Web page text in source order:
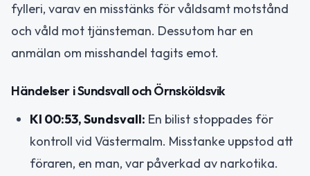
fylleri, varav en misstänks för våldsamt motstånd
och våld mot tjänsteman. Dessutom har en
anmälan om misshandel tagits emot.
Händelser i Sundsvall och Örnsköldsvik
Kl 00:53, Sundsvall: En bilist stoppades för
kontroll vid Västermalm. Misstanke uppstod att
föraren, en man, var påverkad av narkotika.